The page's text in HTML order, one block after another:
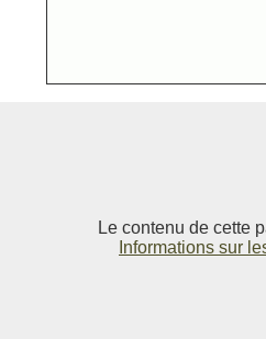
Le contenu de cette
Informations sur